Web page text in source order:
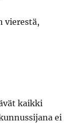
vierestä,
kaikki
ei